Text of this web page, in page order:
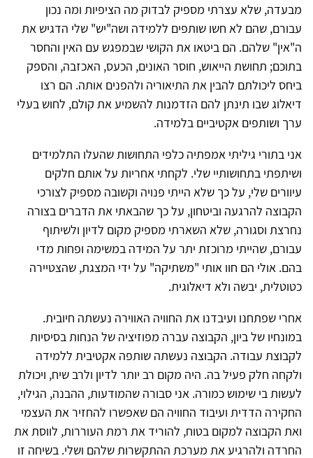
מבעדה, שלא עצרתי מספיק לבדוק מה הציפיות ומה נכון
עבורם, שהם לא חשו שותפים ללמידה ושה"יש" שלי הדגיש את
ה"אין" שלהם. הם ביטאו את הקושי שבמפגש עם האין והחסר
בתוכם; תחושת הייאוש, חוסר האונים, הכעס, האכזבה, והספק
ביחס ליכולתם להבין את התיאוריה ולהפנים אותה. הם רצו
דיאלוג שבו תינתן להם הזדמנות להשמיע את קולם, לחוש בעלי
ערך ושותפים אקטיביים בלמידה.
אני בתורי גיליתי אמפתיה כלפי התחושות שהעלו התלמידים
ושיתפתי בתחושותיי שלי. לקחתי אחריות על אותם חלקים
עיוורים שלי, על כך שלא הייתי פנויה וקשובה מספיק לצורכי
הקבוצה להרגעה וביטחון, על כך שהבאתי את הדברים בצורה
נחרצת וסגורה, שלא השארתי מספיק מקום לדיון ולשיתוף
עבורם, שהייתי מרוכזת יתר על המידה במשימה ופחות מדי
בהם. אולי הם חוו אותי "משתיקה" על ידי המצגת, שהצטיירה
כטוטלית, יבשה ולא דיאלוגית.
אחרי שפתחנו ועיבדנו את החוויה האווירה נעשתה חיובית.
במונחיו של ביון, הקבוצה עברה מפוזיציה של הנחות בסיסיות
לקבוצת עבודה. הקבוצה נעשתה שותפה אקטיבית ללמידה
ולקחה חלק פעיל בה. היה מקום רב יותר לדיון ולרב שיח, ויכולת
לעשות בי שימוש כמורה. אני סבורה שהמודעות, ההבנה, הגילוי,
החקירה הדדית ועיבוד החוויה הם שאפשרו להחזיר את העצמי
ואת הקבוצה למקום בטוח, להוריד את רמת העוררות, לווסת את
החרדה ולהרגיע את מערכת ההתקשרות שלהם ושלי. בשיחה זו